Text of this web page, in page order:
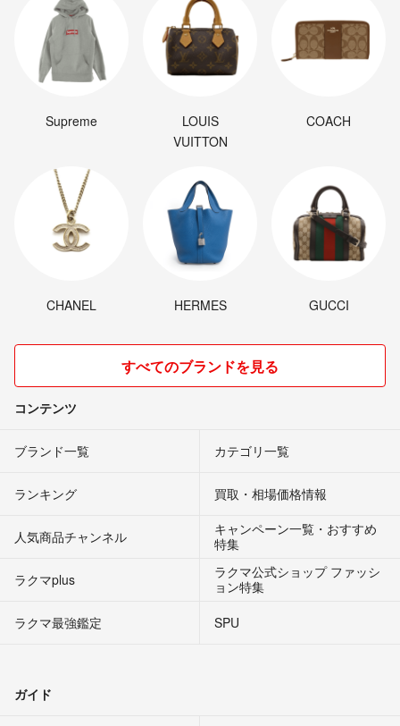
Supreme
LOUIS
VUITTON
COACH
CHANEL HERMES GUCCI
すべてのブランドを見る
コンテンツ
ブランド一覧 カテゴリ一覧
ランキング 買取・相場価格情報
人気商品チャンネル
キャンペーン一覧・おすすめ
特集
ラクマplus
ラクマ公式ショップ ファッシ
ョン特集
ラクマ最強鑑定
SPU
ガイド